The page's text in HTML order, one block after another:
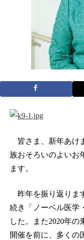
皆さま、新年あけ
族おそろいのよいお
ます。
昨年を振り返りま
続き「ノーベル医学
した。また2020年
開催を前に、多くの